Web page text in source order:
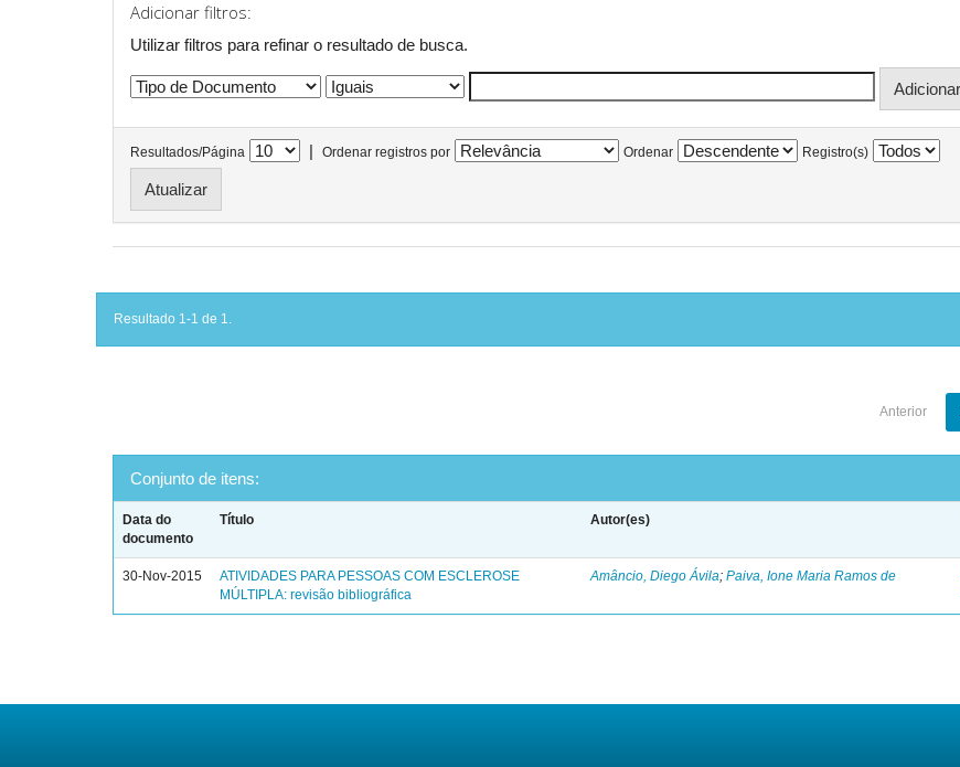
Adicionar filtros:
Utilizar filtros para refinar o resultado de busca.
Resultados/Página | Ordenar registros por Ordenar Registro(s)
Resultado 1-1 de 1.
Anterior
Conjunto de itens:
Data do
documento
Título Autor(es)
30-Nov-2015
ATIVIDADES PARA PESSOAS COM ESCLEROSE
MÚLTIPLA: revisão bibliográfica
Amâncio, Diego Ávila;Paiva, Ione Maria Ramos de